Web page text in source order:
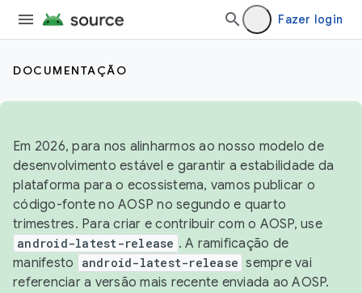
Fazer login
DOCUMENTAÇÃO
Em 2026, para nos alinharmos ao nosso modelo de
desenvolvimento estável e garantir a estabilidade da
plataforma para o ecossistema, vamos publicar o
código-fonte no AOSP no segundo e quarto
trimestres. Para criar e contribuir com o AOSP, use
android-latest-release . A ramificação de
manifesto
android-latest-release sempre vai
referenciar a versão mais recente enviada ao AOSP.